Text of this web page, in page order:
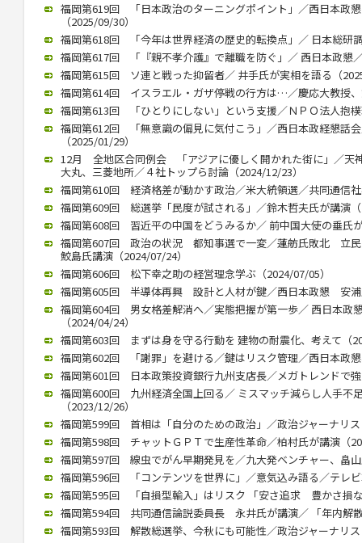
福岡第619回 「日本政治のターニングポイント」／西日本政
（2025/09/30）
福岡第618回 「今年は世界経済の歴史的転換点」／ 日本総
福岡第617回 「『親不孝介護』で離職を防ぐ」／ 西日本政懇
福岡第615回 ソ連と戦った抑留者／ 井手氏が実相を語る（
福岡第614回 イスラエル・ガザ停戦の行方は…／慶応大教授
福岡第613回 「ひとりにしない」という支援／ＮＰＯ法人抱
福岡第612回 「無意識の偏見に気付こう」／西日本政経懇話
（2025/01/29）
12月 全地区合同例会 「アジアに優しく開かれた街に」／天
大丸、三菱地所／４社トップら討論（2024/12/23）
福岡第610回 経済格差が動かす政治／米大統領選／共同通信
福岡第609回 総選挙「民度が試される」／鈴木哲夫氏が講演
福岡第608回 習近平の中国をどうみるか／ 前中国大使の垂氏
福岡第607回 政治の状況 都知事選で一変／蓮舫氏敗北 立
鮫島氏講演（2024/07/24）
福岡第606回 松下幸之助の経営理念学ぶ（2024/07/05）
福岡第605回 半導体再興 設計と人材が鍵／西日本政懇 安浦
福岡第604回 男女格差解消へ／実態把握が第一歩／ 西日本政
（2024/04/24）
福岡第603回 まずは身を守る行動を 建物の耐震化、考えて（
福岡第602回 「謝罪」を避ける／鍵はリスク管理／西日本政
福岡第601回 日本政策投資銀行九州支店長／メガトレンドで
福岡第600回 九州経済全国上回る／ ミスマッチ減らし人手不
（2023/12/26）
福岡第599回 首相は「自分のための政治」／政治ジャーナリ
福岡第598回 チャットＧＰＴで生産性革命／柏村氏が講演（
福岡第597回 線虫でがん早期発見を／九大発ベンチャー、畠
福岡第596回 「コンテンツを世界に」／意気込み語る／テレ
福岡第595回 「自損型輸入」はリスク 「安さ追求 豊かさ損
福岡第594回 共同通信論説委員長 永井氏が講演／ 「年内解
福岡第593回 解散総選挙、今秋にも可能性／政治ジャーナリ